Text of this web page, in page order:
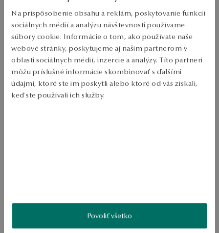
Na prispôsobenie obsahu a reklám, poskytovanie funkcií
sociálnych médií a analýzu návštevnosti používame
súbory cookie. Informácie o tom, ako používate naše
webové stránky, poskytujeme aj našim partnerom v
oblasti sociálnych médií, inzercie a analýzy. Títo partneri
môžu príslušné informácie skombinovať s ďalšími
údajmi, ktoré ste im poskytli alebo ktoré od vás získali,
keď ste používali ich služby.
Povoliť všetko
Ruda: strieborná
Vzorka: 925
Typ spony: Bižel
Ozdoba: ružový smalt
Ako zhromažďujeme recenzie?